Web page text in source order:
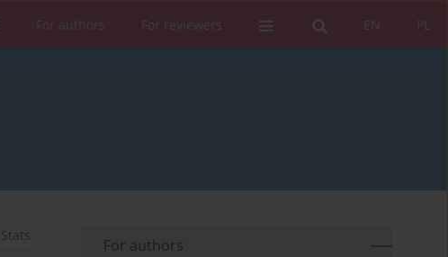
PL
EN
For authors For reviewers
Stats
For authors